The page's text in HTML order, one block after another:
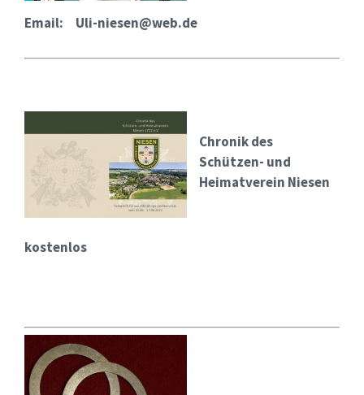
Email: Uli-niesen@web.de
Chronik des
Schützen- und
Heimatverein Niesen
kostenlos